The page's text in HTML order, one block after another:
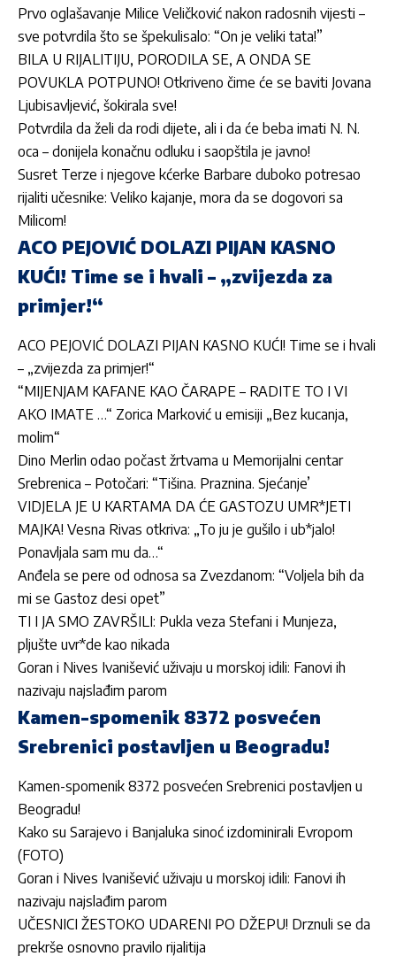
Prvo oglašavanje Milice Veličković nakon radosnih vijesti –
sve potvrdila što se špekulisalo: “On je veliki tata!”
BILA U RIJALITIJU, PORODILA SE, A ONDA SE
POVUKLA POTPUNO! Otkriveno čime će se baviti Jovana
Ljubisavljević, šokirala sve!
Potvrdila da želi da rodi dijete, ali i da će beba imati N. N.
oca – donijela konačnu odluku i saopštila je javno!
Susret Terze i njegove kćerke Barbare duboko potresao
rijaliti učesnike: Veliko kajanje, mora da se dogovori sa
Milicom!
ACO PEJOVIĆ DOLAZI PIJAN KASNO
KUĆI! Time se i hvali – „zvijezda za
primjer!“
ACO PEJOVIĆ DOLAZI PIJAN KASNO KUĆI! Time se i hvali
– „zvijezda za primjer!“
“MIJENJAM KAFANE KAO ČARAPE – RADITE TO I VI
AKO IMATE …“ Zorica Marković u emisiji „Bez kucanja,
molim“
Dino Merlin odao počast žrtvama u Memorijalni centar
Srebrenica – Potočari: “Tišina. Praznina. Sjećanje’
VIDJELA JE U KARTAMA DA ĆE GASTOZU UMR*JETI
MAJKA! Vesna Rivas otkriva: „To ju je gušilo i ub*jalo!
Ponavljala sam mu da…“
Anđela se pere od odnosa sa Zvezdanom: “Voljela bih da
mi se Gastoz desi opet”
TI I JA SMO ZAVRŠILI: Pukla veza Stefani i Munjeza,
pljušte uvr*de kao nikada
Goran i Nives Ivanišević uživaju u morskoj idili: Fanovi ih
nazivaju najslađim parom
Kamen-spomenik 8372 posvećen
Srebrenici postavljen u Beogradu!
Kamen-spomenik 8372 posvećen Srebrenici postavljen u
Beogradu!
Kako su Sarajevo i Banjaluka sinoć izdominirali Evropom
(FOTO)
Goran i Nives Ivanišević uživaju u morskoj idili: Fanovi ih
nazivaju najslađim parom
UČESNICI ŽESTOKO UDARENI PO DŽEPU! Drznuli se da
prekrše osnovno pravilo rijalitija